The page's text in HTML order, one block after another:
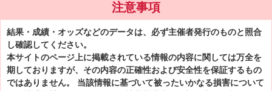
注意事項
結果・成績・オッズなどのデータは、必ず主催者発行のものと照合
し確認してください。
本サイトのページ上に掲載されている情報の内容に関しては万全を
期しておりますが、その内容の正確性および安全性を保証するもの
ではありません。 当該情報に基づいて被ったいかなる損害について